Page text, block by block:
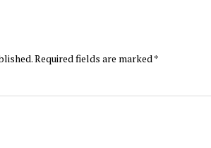
Required fields are marked *